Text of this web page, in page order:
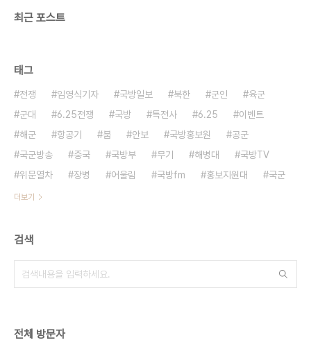
최근 포스트
태그
전쟁 임영식기자 국방일보 북한 군인
육군
군대
6.25전쟁 국방 특전사 6.25
이벤트
해군
항공기 붐 안보 국방홍보원
공군
국군방송
중국 국방부 무기 해병대
국방TV
위문열차
장병 어울림 국방fm 홍보지원대 국군
더보기
검색
전체 방문자